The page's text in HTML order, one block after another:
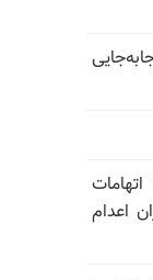
۵۶ نفر با اتهامات
در ایران اعدام